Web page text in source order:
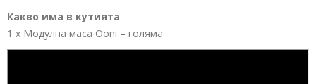
Какво има в кутията
1 x Модулна маса Ooni – голяма